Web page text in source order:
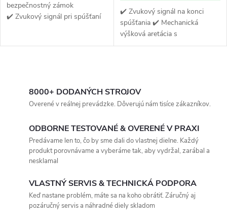
bezpečnostný zámok
✔️ Zvukový signál pri spúšťaní
✔️ Zvukový signál na konci
spúšťania ✔️ Mechanická
výšková aretácia s
pneumatickým uvoľnením
8000+ DODANÝCH STROJOV
Overené v reálnej prevádzke. Dôverujú nám tisíce zákazníkov.
ODBORNE TESTOVANÉ & OVERENÉ V PRAXI
Predávame len to, čo by sme dali do vlastnej dielne. Každý
produkt porovnávame a vyberáme tak, aby vydržal, zarábal a
nesklamal
VLASTNÝ SERVIS & TECHNICKÁ PODPORA
Keď nastane problém, máte sa na koho obrátiť. Záručný aj
pozáručný servis a náhradné diely skladom